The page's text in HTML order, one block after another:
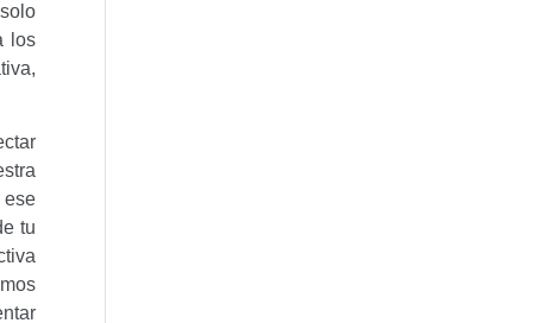
los
ese
tu